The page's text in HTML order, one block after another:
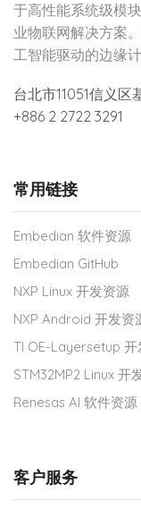
于高性能系统级模
业物联网解决方案
工智能驱动的边缘计
台北市11051信义区
+886 2 2722 3291
常用链接
Embedian 软件资源
Embedian GitHub
NXP Linux 开发资源
NXP Android 开发资
TI OE-Layersetup 开
STM32MP2 Linux 开
Renesas AI 软件资源
客户服务